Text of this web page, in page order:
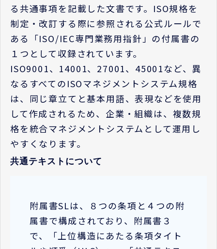
る共通事項を記載した文書です。ISO規格を
制定・改訂する際に参照される公式ルールで
ある「ISO/IEC専門業務用指針」の付属書の
１つとして収録されています。
ISO9001、14001、27001、45001など、異
なるすべてのISOマネジメントシステム規格
は、同じ章立てと基本用語、表現などを使用
して作成されるため、企業・組織は、複数規
格を統合マネジメントシステムとして運用し
やすくなります。
共通テキストについて
附属書SLは、８つの条項と４つの附
属書で構成されており、附属書３
で、「上位構造にあたる条項タイト